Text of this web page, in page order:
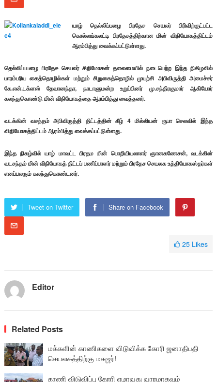
யாழ் தெல்லிப்பழை பிரதேச செயலர் பிரிவிற்குட்பட்ட
கொல்லங்கலட்டி பிரதேசத்திற்கான மின் விநியோகத்திட்டம்
ஆரம்பித்து வைக்கப்பட்டுள்ளது.
தெல்லிப்பபழை பிரதேச செயலர் சிறிமோகன் தலைமையில் நடைபெற்ற இந்த நிகிழவில்
பாரம்பரிய கைத்தொழில்கள் மற்றும் சிறுகைத்தொழில் முயற்சி அபிவிருத்தி அமைச்சர்
கே.என்.டக்ளஸ் தேவானந்தா, நாடாளுமன்ற உறுப்பினர் மு.சந்திரகுமார் ஆகியோர்
கலந்துகொண்டு மின் விநியோகத்தை ஆரம்பித்து வைத்தனர்.
வடக்கின் வசந்தம் அபிவிருத்தி திட்டத்தின் கீழ் 4 மில்லியன் ரூபா செலவில் இந்த
விநியோகத்திட்டம் ஆரம்பித்து வைக்கப்பட்டுள்ளது.
இந்த நிகழ்வில் யாழ் மாவட்ட பிரதம மின் பொறியியலாளர் ஞானகணேசன், வடக்கின்
வடசந்தம் மின் விநியோகத் திட்டப் பணிப்பாளர் மற்றும் பிரதேச செயலக உத்தியோகஸ்தர்கள்
எனப்பலரும் கலந்துகொண்டனர்.
Tweet on Twitter Share on Facebook
25 Likes
Editor
Related Posts
மக்களின் காணிகளை விடுவிக்க கோரி ஜனாதிபதி
செயலகத்திற்கு மகஜர்!
காணி விடுவிப்பு கோரி ஏழாவது வாரமாகவும்